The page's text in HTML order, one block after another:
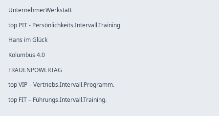
UnternehmerWerkstatt
top PIT - Persönlichkeits.Intervall.Training
Hans im Glück
Kolumbus 4.0
FRAUENPOWERTAG
top VIP – Vertriebs.Intervall.Programm.
top FIT – Führungs.Intervall.Training.